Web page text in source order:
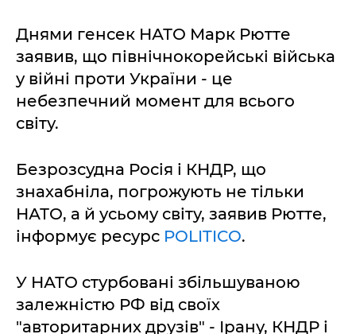
Днями генсек НАТО Марк Рютте
заявив, що північнокорейські війська
у війні проти України - це
небезпечний момент для всього
світу.
Безрозсудна Росія і КНДР, що
знахабніла, погрожують не тільки
НАТО, а й усьому світу, заявив Рютте,
інформує ресурс POLITICO.
У НАТО стурбовані збільшуваною
залежністю РФ від своїх
"авторитарних друзів" - Ірану, КНДР і